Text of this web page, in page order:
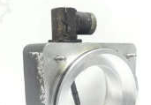
embalaje y envío!